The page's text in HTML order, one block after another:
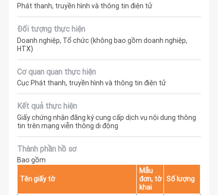
Phát thanh, truyền hình và thông tin điện tử
Đối tượng thực hiện
Doanh nghiệp, Tổ chức (không bao gồm doanh nghiệp,
HTX)
Cơ quan quan thực hiện
Cục Phát thanh, truyền hình và thông tin điện tử
Kết quả thực hiện
Giấy chứng nhận đăng ký cung cấp dịch vụ nội dung thông
tin trên mạng viễn thông di động
Thành phần hồ sơ
Bao gồm
Tên giấy tờ
Mẫu
đơn, tờ
khai
Số lượng